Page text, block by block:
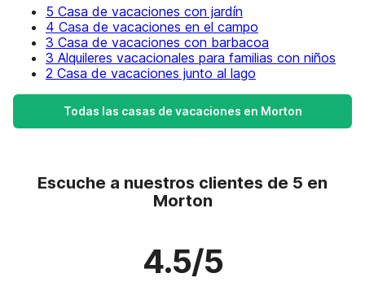
5 Casa de vacaciones con jardín
4 Casa de vacaciones en el campo
3 Casa de vacaciones con barbacoa
3 Alquileres vacacionales para familias con niños
2 Casa de vacaciones junto al lago
Todas las casas de vacaciones en Morton
Escuche a nuestros clientes de 5 en
Morton
4.5/5